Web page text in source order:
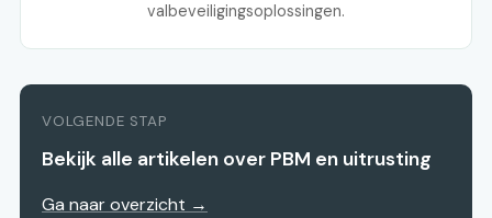
valbeveiligingsoplossingen.
VOLGENDE STAP
Bekijk alle artikelen over PBM en uitrusting
Ga naar overzicht →